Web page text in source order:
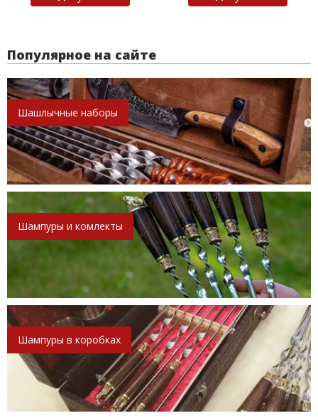
Популярное на сайте
Шашлычные наборы
Шампуры и комлекты
Шампуры в коробках